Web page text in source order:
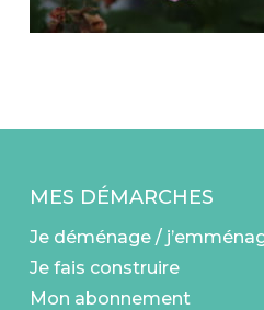
MES DÉMARCHES
Je déménage /
Je fais construire
Mon abonnement